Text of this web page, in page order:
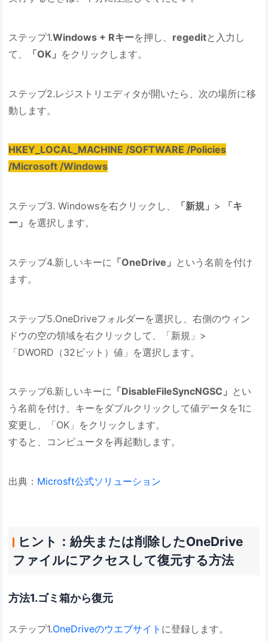
ステップ1.Windows + Rキーを押し、 regeditと入力し
て、
「OK」 をクリックします。
ステップ2.レジストリエディタが開いたら、次の場所に移
動します。
HKEY_LOCAL_MACHINE /SOFTWARE /Policies
/Microsoft /Windows
ステップ3. Windowsを右クリックし、 「新規」 >
「キ
ー」 を選択します。
ステップ4.新しいキーに 「OneDrive」 という名前を付け
ます。
ステップ5.OneDriveフォルダーを選択し、右側のウィン
ドウの空の領域を右クリックして、「新規」>
「DWORD（32ビット）値」を選択します。
ステップ6.新しいキーに 「DisableFileSyncNGSC」 とい
う名前を付け、キーをダブルクリックして値データを1に
変更し、「OK」をクリックします。
すると、コンピュータを再起動します。
出典： Microsft公式ソリューション
ヒント：紛失または削除したOneDrive
ファイルにアクセスして復元する方法
方法1.ゴミ箱から復元
ステップ1.OneDriveのウエブサイト に登録します。